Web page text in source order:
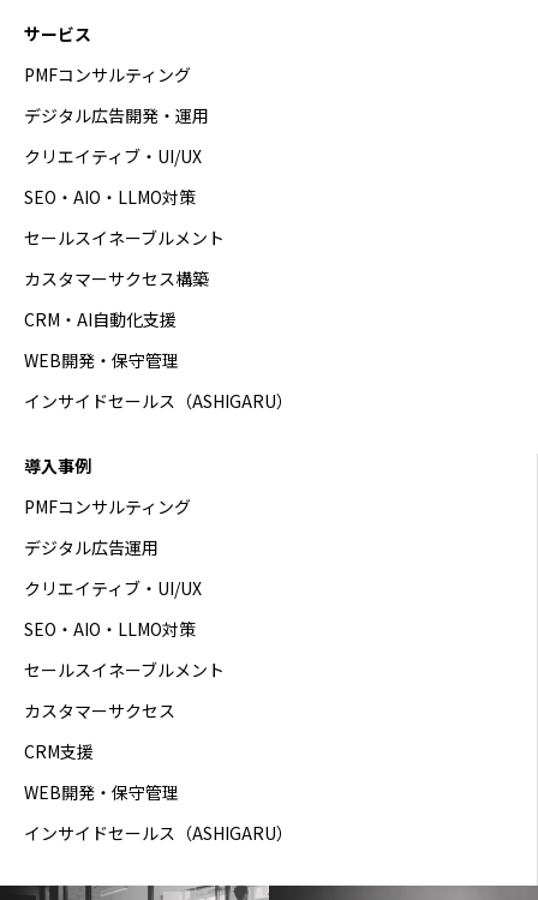
サービス
PMFコンサルティング
デジタル広告開発・運用
クリエイティブ・UI/UX
SEO・AIO・LLMO対策
セールスイネーブルメント
カスタマーサクセス構築
CRM・AI自動化支援
WEB開発・保守管理
インサイドセールス（ASHIGARU）
導入事例
PMFコンサルティング
デジタル広告運用
クリエイティブ・UI/UX
SEO・AIO・LLMO対策
セールスイネーブルメント
カスタマーサクセス
CRM支援
WEB開発・保守管理
インサイドセールス（ASHIGARU）